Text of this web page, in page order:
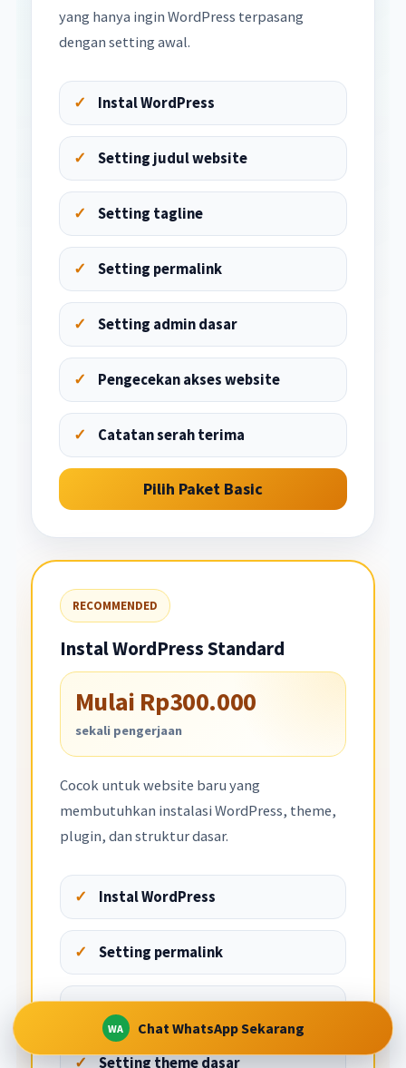
yang hanya ingin WordPress terpasang
dengan setting awal.
Instal WordPress
Setting judul website
Setting tagline
Setting permalink
Setting admin dasar
Pengecekan akses website
Catatan serah terima
Pilih Paket Basic
RECOMMENDED
Instal WordPress Standard
Mulai Rp300.000
sekali pengerjaan
Cocok untuk website baru yang
membutuhkan instalasi WordPress, theme,
plugin, dan struktur dasar.
Instal WordPress
Setting permalink
Instal theme WordPress
Setting theme dasar
Chat WhatsApp Sekarang